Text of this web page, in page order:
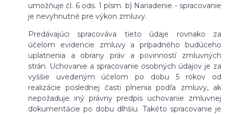
umožňuje čl. 6 ods. 1 písm. b) Nariadenie - spracovanie
je nevyhnutné pre výkon zmluvy.
Predávajúci spracováva tieto údaje rovnako za
účelom evidencie zmluvy a prípadného budúceho
uplatnenia a obrany práv a povinností zmluvných
strán. Uchovanie a spracovanie osobných údajov je za
vyššie uvedeným účelom po dobu 5 rokov od
realizácie poslednej časti plnenia podľa zmluvy, ak
nepožaduje iný právny predpis uchovanie zmluvnej
dokumentácie po dobu dlhšiu. Takéto spracovanie je